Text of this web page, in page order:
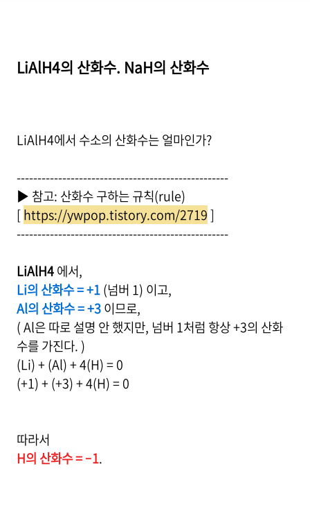
LiAlH4의 산화수. NaH의 산화수
LiAlH4에서 수소의 산화수는 얼마인가?
---------------------------------------------------
▶ 참고: 산화수 구하는 규칙(rule)
[https://ywpop.tistory.com/2719]
---------------------------------------------------
LiAlH4에서,
Li의 산화수 = +1(넘버 1) 이고,
Al의 산화수 = +3이므로,
( Al은 따로 설명 안 했지만, 넘버 1처럼 항상 +3의 산화
수를 가진다. )
(Li) + (Al) + 4(H) = 0
(+1) + (+3) + 4(H) = 0
따라서
H의 산화수 = –1.